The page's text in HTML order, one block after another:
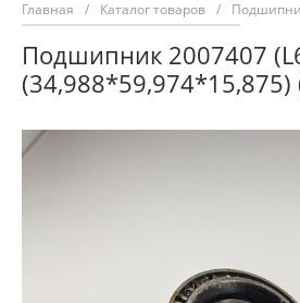
Главная / Каталог товаров /
Подшипник 2007407
(34,988*59,974*15,875)